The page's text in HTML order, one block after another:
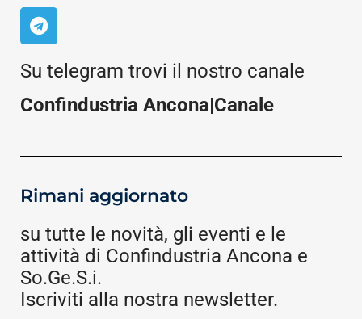
Su telegram trovi il nostro canale
Confindustria Ancona|Canale
Rimani aggiornato
su tutte le novità, gli eventi e le
attività di Confindustria Ancona e
So.Ge.S.i.
Iscriviti alla nostra newsletter.